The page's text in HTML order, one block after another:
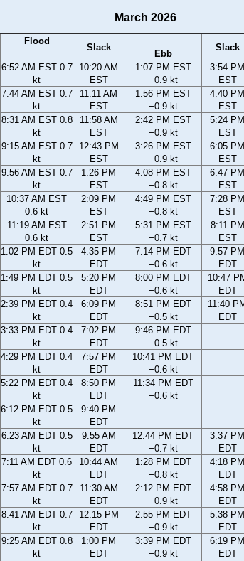
March 2026
Flood
Slack
Ebb
Slack
6:52 AM EST 0.7
kt
10:20 AM
EST
1:07 PM EST
−0.9 kt
3:54 PM
EST
7:44 AM EST 0.7
kt
11:11 AM
EST
1:56 PM EST
−0.9 kt
4:40 PM
EST
8:31 AM EST 0.8
kt
11:58 AM
EST
2:42 PM EST
−0.9 kt
5:24 PM
EST
9:15 AM EST 0.7
kt
12:43 PM
EST
3:26 PM EST
−0.9 kt
6:05 PM
EST
9:56 AM EST 0.7
kt
1:26 PM
EST
4:08 PM EST
−0.8 kt
6:47 PM
EST
10:37 AM EST
0.6 kt
2:09 PM
EST
4:49 PM EST
−0.8 kt
7:28 PM
EST
11:19 AM EST
0.6 kt
2:51 PM
EST
5:31 PM EST
−0.7 kt
8:11 PM
EST
1:02 PM EDT 0.5
kt
4:35 PM
EDT
7:14 PM EDT
−0.6 kt
9:57 PM
EDT
1:49 PM EDT 0.5
kt
5:20 PM
EDT
8:00 PM EDT
−0.6 kt
10:47
EDT
2:39 PM EDT 0.4
kt
6:09 PM
EDT
8:51 PM EDT
−0.5 kt
11:40
EDT
3:33 PM EDT 0.4
kt
7:02 PM
EDT
9:46 PM EDT
−0.5 kt
4:29 PM EDT 0.4
kt
7:57 PM
EDT
10:41 PM EDT
−0.6 kt
5:22 PM EDT 0.4
kt
8:50 PM
EDT
11:34 PM EDT
−0.6 kt
6:12 PM EDT 0.5
kt
9:40 PM
EDT
6:23 AM EDT 0.5
kt
9:55 AM
EDT
12:44 PM EDT
−0.7 kt
3:37 PM
EDT
7:11 AM EDT 0.6
kt
10:44 AM
EDT
1:28 PM EDT
−0.8 kt
4:18 PM
EDT
7:57 AM EDT 0.7
kt
11:30 AM
EDT
2:12 PM EDT
−0.9 kt
4:58 PM
EDT
8:41 AM EDT 0.7
kt
12:15 PM
EDT
2:55 PM EDT
−0.9 kt
5:38 PM
EDT
9:25 AM EDT 0.8
kt
1:00 PM
EDT
3:39 PM EDT
−0.9 kt
6:19 PM
EDT